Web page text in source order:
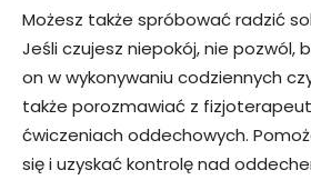
Możesz także spróbować radzić
Jeśli czujesz niepokój, nie pozwól,
on w wykonywaniu codziennych
także porozmawiać z
ćwiczeniach oddechowych.
się i uzyskać kontrolę nad